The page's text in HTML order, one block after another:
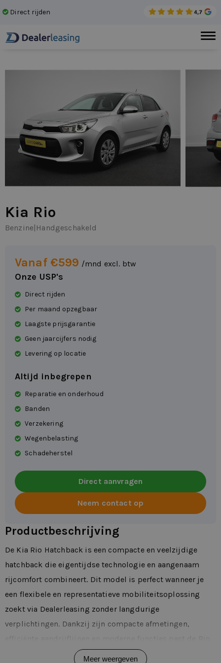
Direct rijden
Kia Rio
Benzine Handgeschakeld
Vanaf €599 /mnd excl. btw
Onze USP's
Direct rijden
Per maand opzegbaar
Laagste prijsgarantie
Geen jaarcijfers nodig
Levering op locatie
Altijd inbegrepen
Reparatie en onderhoud
Banden
Verzekering
Wegenbelasting
Schadeherstel
Direct aanvragen
Neem contact op
Productbeschrijving
De Kia Rio Hatchback is een compacte en veelzijdige
hatchback die eigentijdse technologie en aangenaam
rijcomfort combineert. Dit model is perfect wanneer je
een flexibele en representatieve mobiliteitsoplossing
zoekt via Dealerleasing zonder langdurige
verplichtingen. Dankzij zijn compacte afmetingen,
Hatchback uitstekend bij zowel zakelijke ritten als
Meer weergeven